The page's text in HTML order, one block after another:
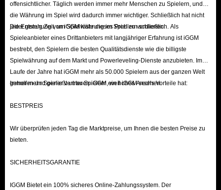
offensichtlicher. Täglich werden immer mehr Menschen zu Spielern, und
die Währung im Spiel wird dadurch immer wichtiger. Schließlich hat nicht
jeder genug Zeit, um Spielwährung im Spiel zu verdienen.
Die Entstehung von iGGM löste dieses Problem schließlich. Als
Spieleanbieter eines Drittanbieters mit langjähriger Erfahrung ist iGGM
bestrebt, den Spielern die besten Qualitätsdienste wie die billigste
Spielwährung auf dem Markt und Powerleveling-Dienste anzubieten. Im
Laufe der Jahre hat iGGM mehr als 50.000 Spielern aus der ganzen Welt
geholfen und genießt unter Spielern ein hohes Ansehen.
Immer mehr Spieler vertrauen iGGM, weil iGGM sechs Vorteile hat:
BESTPREIS
Wir überprüfen jeden Tag die Marktpreise, um Ihnen die besten Preise zu
bieten.
SICHERHEITSGARANTIE
IGGM Bietet ein 100% sicheres Online-Zahlungssystem. Der